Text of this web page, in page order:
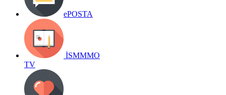
ePOSTA
İSMMMO
TV